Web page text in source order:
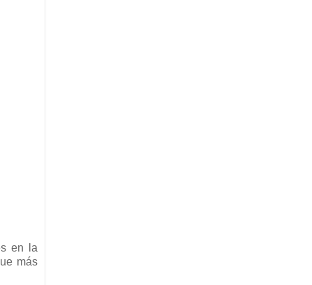
en la
más